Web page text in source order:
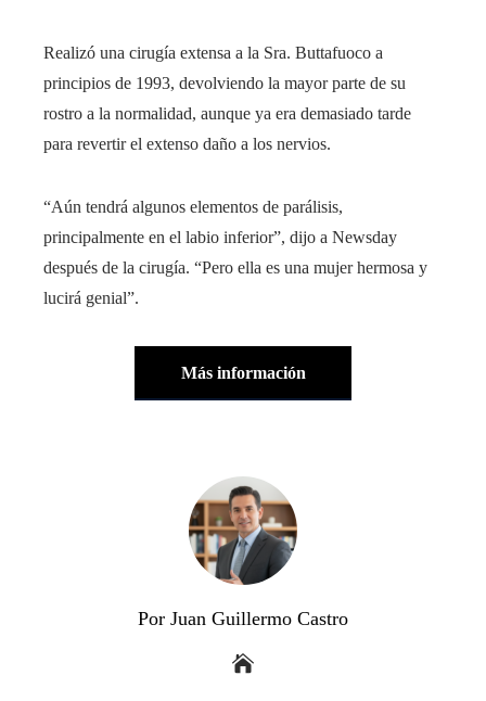
Realizó una cirugía extensa a la Sra. Buttafuoco a
principios de 1993, devolviendo la mayor parte de su
rostro a la normalidad, aunque ya era demasiado tarde
para revertir el extenso daño a los nervios.
“Aún tendrá algunos elementos de parálisis,
principalmente en el labio inferior”, dijo a Newsday
después de la cirugía. “Pero ella es una mujer hermosa y
lucirá genial”.
Más información
Por Juan Guillermo Castro